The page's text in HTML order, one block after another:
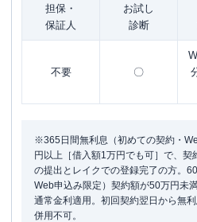
担保・
保証人
お試し
診断
不要 〇
※365日間無利息（初めての契約・
円以上［借入額1万円でも可］で、
の提出とレイクでの登録完了の方。
Web申込み限定）契約額が50万円未
通常金利適用。初回契約翌日から無
併用不可。